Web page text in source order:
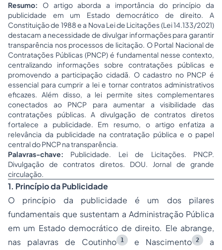
Resumo: O artigo aborda a importância do princípio da
publicidade em um Estado democrático de direito. A
Constituição de 1988 e a Nova Lei de Licitações (Lei 14.133/2021)
destacam a necessidade de divulgar informações para garantir
transparência nos processos de licitação. O Portal Nacional de
Contratações Públicas (PNCP) é fundamental nesse contexto,
centralizando informações sobre contratações públicas e
promovendo a participação cidadã. O cadastro no PNCP é
essencial para cumprir a lei e tornar contratos administrativos
eficazes. Além disso, a lei permite sites complementares
conectados ao PNCP para aumentar a visibilidade das
contratações públicas. A divulgação de contratos diretos
fortalece a publicidade. Em resumo, o artigo enfatiza a
relevância da publicidade na contratação pública e o papel
central do PNCP na transparência.
Palavras-chave: Publicidade. Lei de Licitações. PNCP.
Divulgação de contratos diretos. DOU. Jornal de grande
circulação.
1. Princípio da Publicidade
O princípio da publicidade é um dos pilares
fundamentais que sustentam a Administração Pública
em um Estado democrático de direito. Ele abrange,
nas palavras de Coutinho
1 e Nascimento 2
a